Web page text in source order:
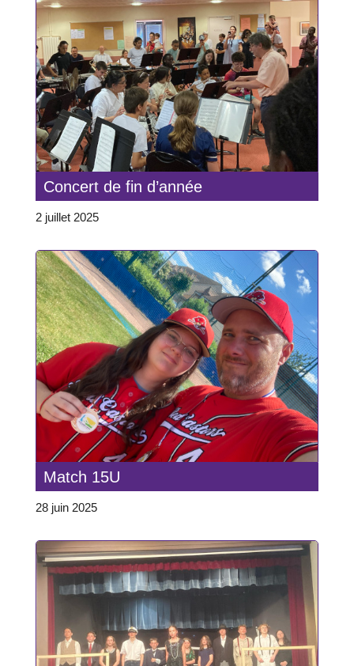
Concert de fin d’année
2 juillet 2025
Match 15U
28 juin 2025